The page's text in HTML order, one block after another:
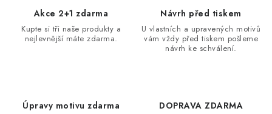
Akce 2+1 zdarma
Kupte si tři naše produkty a
nejlevnější máte zdarma.
Návrh před tiskem
U vlastních a upravených motivů
vám vždy před tiskem pošleme
návrh ke schválení.
Úpravy motivu zdarma DOPRAVA ZDARMA